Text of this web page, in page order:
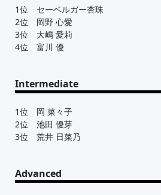
1位 セーベルガー杏珠
2位 岡野 心愛
3位 大嶋 愛莉
4位 富川 優
Intermediate
1位 岡 菜々子
2位 池田 優芽
3位 荒井 日菜乃
Advanced